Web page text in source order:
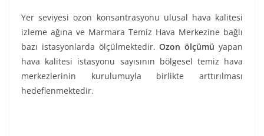
Yer seviyesi ozon konsantrasyonu ulusal hava kalitesi
izleme ağına ve Marmara Temiz Hava Merkezine bağlı
bazı istasyonlarda ölçülmektedir.Ozon ölçümü yapan
hava kalitesi istasyonu sayısının bölgesel temiz hava
merkezlerinin kurulumuyla birlikte arttırılması
hedeflenmektedir.